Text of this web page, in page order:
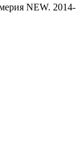
NEW. 2014-